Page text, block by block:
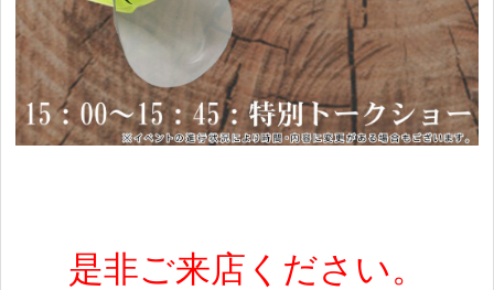
是非ご来店ください。